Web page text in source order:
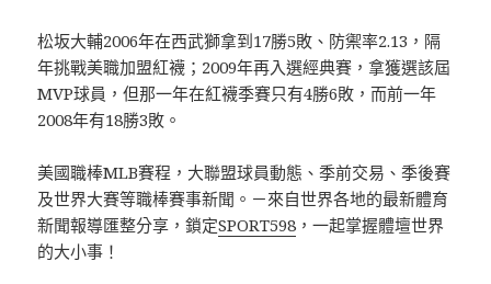
松坂大輔2006年在西武獅拿到17勝5敗、防禦率2.13，隔
年挑戰美職加盟紅襪；2009年再入選經典賽，拿獲選該屆
MVP球員，但那一年在紅襪季賽只有4勝6敗，而前一年
2008年有18勝3敗。
美國職棒MLB賽程，大聯盟球員動態、季前交易、季後賽
及世界大賽等職棒賽事新聞。－來自世界各地的最新體育
新聞報導匯整分享，鎖定SPORT598 ，一起掌握體壇世界
的大小事！